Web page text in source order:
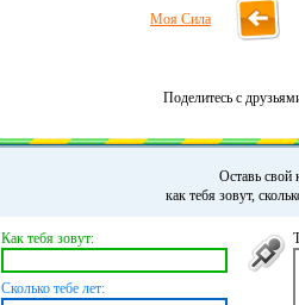
Моя Сила
Поделитесь с
Оставь свой
как тебя зовут,
Как тебя зовут:
Сколько тебе лет: